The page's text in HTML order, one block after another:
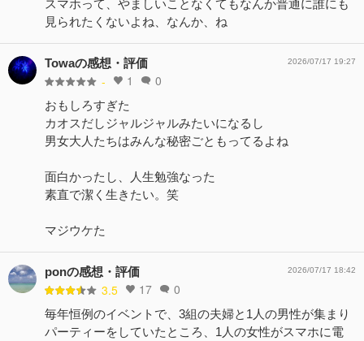
スマホって、やましいことなくてもなんか普通に誰にも
見られたくないよね、なんか、ね
Towaの感想・評価
- 1 0
2026/07/17 19:27
おもしろすぎた
カオスだしジャルジャルみたいになるし
男女大人たちはみんな秘密ごともってるよね
面白かったし、人生勉強なった
素直で潔く生きたい。笑
マジウケた
ponの感想・評価
3.5 17 0
2026/07/17 18:42
毎年恒例のイベントで、3組の夫婦と1人の男性が集まり
パーティーをしていたところ、1人の女性がスマホに電